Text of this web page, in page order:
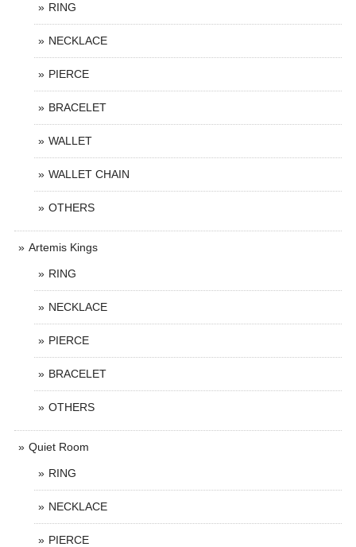
RING
NECKLACE
PIERCE
BRACELET
WALLET
WALLET CHAIN
OTHERS
Artemis Kings
RING
NECKLACE
PIERCE
BRACELET
OTHERS
Quiet Room
RING
NECKLACE
PIERCE